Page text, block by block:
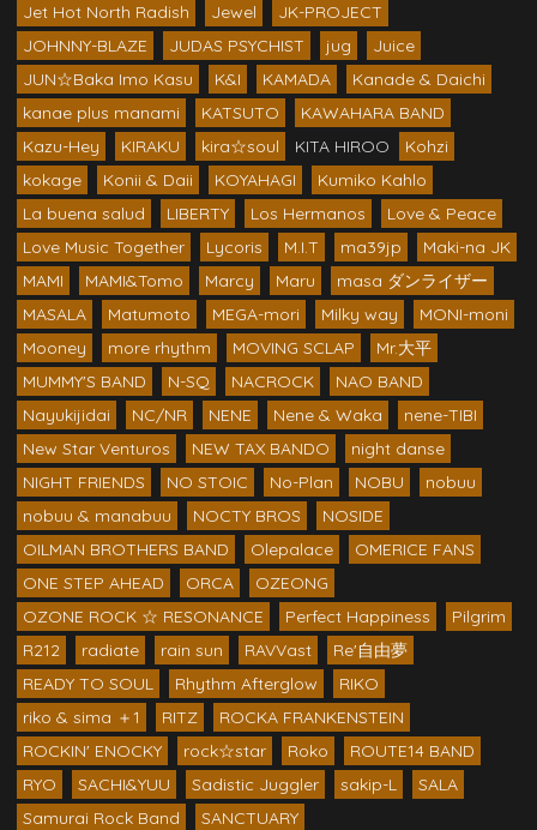
Jet Hot North Radish
Jewel
JK-PROJECT
JOHNNY-BLAZE
JUDAS PSYCHIST jug
Juice
JUN☆Baka Imo Kasu
K&I KAMADA
Kanade & Daichi
kanae plus manami
KATSUTO
KAWAHARA BAND
Kazu-Hey
KIRAKU kira☆soul KITA HIROO
Kohzi
kokage
Konii & Daii KOYAHAGI
Kumiko Kahlo
La buena salud
LIBERTY Los Hermanos
Love & Peace
Love Music Together
Lycoris M.I.T ma39jp
Maki-na JK
MAMI
MAMI&Tomo Marcy Maru
masa ダンライザー
MASALA
Matumoto MEGA-mori Milky way
MONI-moni
Mooney
more rhythm MOVING SCLAP
Mr.大平
MUMMY'S BAND
N-SQ NACROCK
NAO BAND
Nayukijidai
NC/NR NENE Nene & Waka
nene-TIBI
New Star Venturos
NEW TAX BANDO
night danse
NIGHT FRIENDS
NO STOIC No-Plan NOBU
nobuu
nobuu & manabuu
NOCTY BROS
NOSIDE
OILMAN BROTHERS BAND
Olepalace
OMERICE FANS
ONE STEP AHEAD
ORCA
OZEONG
OZONE ROCK ☆ RESONANCE
Perfect Happiness
Pilgrim
R212
radiate rain sun RAVVast
Re'自由夢
READY TO SOUL
Rhythm Afterglow
RIKO
riko & sima ＋1
RITZ
ROCKA FRANKENSTEIN
ROCKIN' ENOCKY
rock☆star Roko
ROUTE14 BAND
RYO
SACHI&YUU Sadistic Juggler sakip-L
SALA
Samurai Rock Band
SANCTUARY